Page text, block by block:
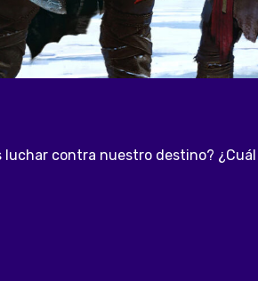
luchar contra nuestro destino?